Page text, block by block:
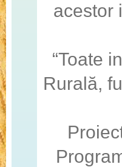
acestor
“Toate
Rurală,